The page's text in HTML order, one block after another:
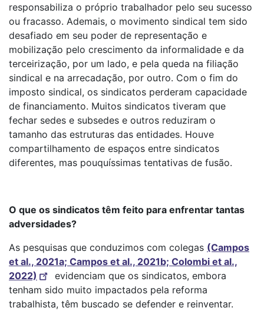
responsabiliza o próprio trabalhador pelo seu sucesso
ou fracasso. Ademais, o movimento sindical tem sido
desafiado em seu poder de representação e
mobilização pelo crescimento da informalidade e da
terceirização, por um lado, e pela queda na filiação
sindical e na arrecadação, por outro. Com o fim do
imposto sindical, os sindicatos perderam capacidade
de financiamento. Muitos sindicatos tiveram que
fechar sedes e subsedes e outros reduziram o
tamanho das estruturas das entidades. Houve
compartilhamento de espaços entre sindicatos
diferentes, mas pouquíssimas tentativas de fusão.
O que os sindicatos têm feito para enfrentar tantas
adversidades?
As pesquisas que conduzimos com colegas (Campos
et al., 2021a; Campos et al., 2021b; Colombi et al.,
2022)
evidenciam que os sindicatos, embora
tenham sido muito impactados pela reforma
trabalhista, têm buscado se defender e reinventar.